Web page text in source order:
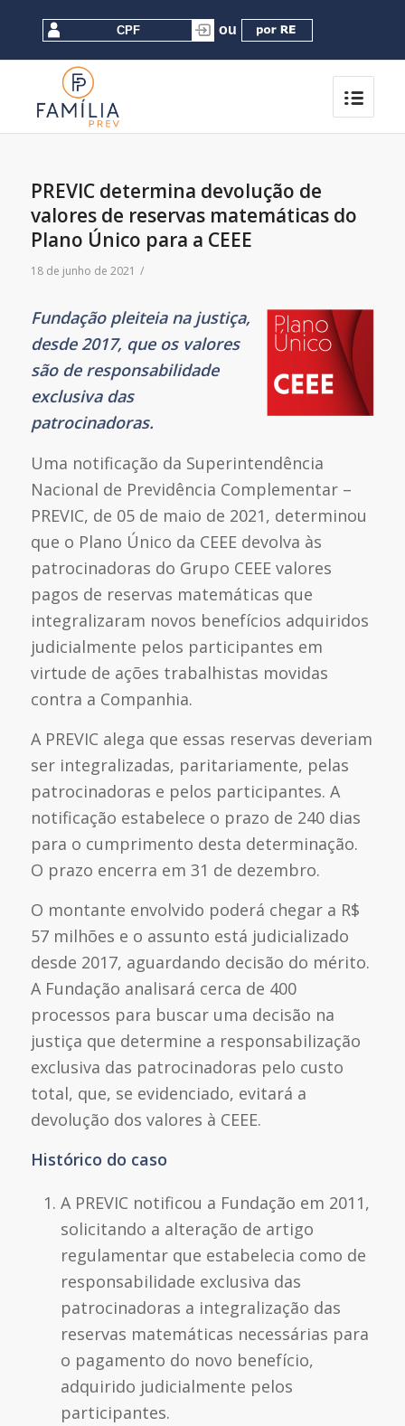
PREVIC determina devolução de
valores de reservas matemáticas do
Plano Único para a CEEE
18 de junho de 2021 /
Fundação pleiteia na justiça,
desde 2017, que os valores
são de responsabilidade
exclusiva das
patrocinadoras.
Uma notificação da Superintendência
Nacional de Previdência Complementar –
PREVIC, de 05 de maio de 2021, determinou
que o Plano Único da CEEE devolva às
patrocinadoras do Grupo CEEE valores
pagos de reservas matemáticas que
integralizaram novos benefícios adquiridos
judicialmente pelos participantes em
virtude de ações trabalhistas movidas
contra a Companhia.
A PREVIC alega que essas reservas deveriam
ser integralizadas, paritariamente, pelas
patrocinadoras e pelos participantes. A
notificação estabelece o prazo de 240 dias
para o cumprimento desta determinação.
O prazo encerra em 31 de dezembro.
O montante envolvido poderá chegar a R$
57 milhões e o assunto está judicializado
desde 2017, aguardando decisão do mérito.
A Fundação analisará cerca de 400
processos para buscar uma decisão na
justiça que determine a responsabilização
exclusiva das patrocinadoras pelo custo
total, que, se evidenciado, evitará a
devolução dos valores à CEEE.
Histórico do caso
A PREVIC notificou a Fundação em 2011,
solicitando a alteração de artigo
regulamentar que estabelecia como de
responsabilidade exclusiva das
patrocinadoras a integralização das
reservas matemáticas necessárias para
o pagamento do novo benefício,
adquirido judicialmente pelos
participantes.